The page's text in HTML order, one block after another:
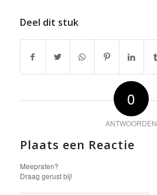
Deel dit stuk
0
ANTWOORDEN
Plaats een Reactie
Meepraten?
Draag gerust bij!